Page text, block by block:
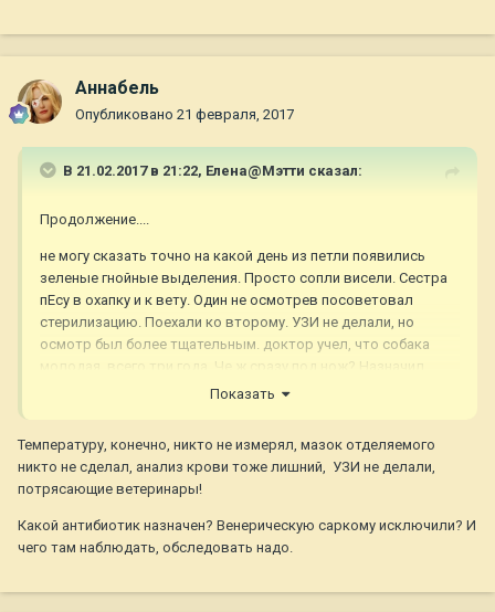
Aннaбель
Опубликовано 21 февраля, 2017
В 21.02.2017 в 21:22, Елена@Мэтти сказал:
Продолжение....
не могу сказать точно на какой день из петли появились
зеленые гнойные выделения. Просто сопли висели. Сестра
пЕсу в охапку и к вету. Один не осмотрев посоветовал
стерилизацию. Поехали ко второму. УЗИ не делали, но
осмотр был более тщательным. доктор учел, что собака
молодая, всего три года. Че ж сразу под нож? Назначил
лечение. Уколы через три дня и промывка петли
фев. контрольный визит к врачу.
Хочу спросить. Анализ крови не сдавали. Док сказал после
Это правильно?
жалко. Я говорю, что ничего страшного в этом нет. Скорее
Показать
Температуру, конечно, никто не измерял, мазок отделяемого
никто не сделал, анализ крови тоже лишний, УЗИ не делали,
потрясающие ветеринары!
Какой антибиотик назначен? Венерическую саркому исключили? И
чего там наблюдать, обследовать надо.